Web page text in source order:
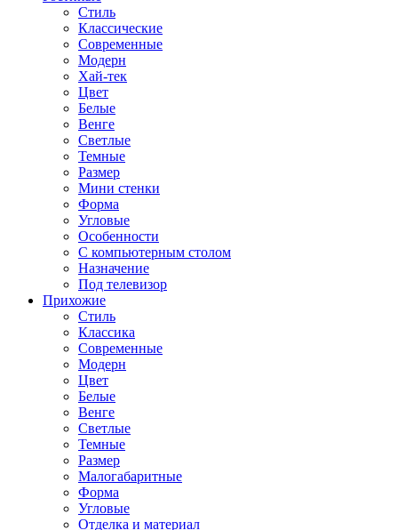
Стиль
Классические
Современные
Модерн
Хай-тек
Цвет
Белые
Венге
Светлые
Темные
Размер
Мини стенки
Форма
Угловые
Особенности
С компьютерным столом
Назначение
Под телевизор
Прихожие
Стиль
Классика
Современные
Модерн
Цвет
Белые
Венге
Светлые
Темные
Размер
Малогабаритные
Форма
Угловые
Отделка и материал